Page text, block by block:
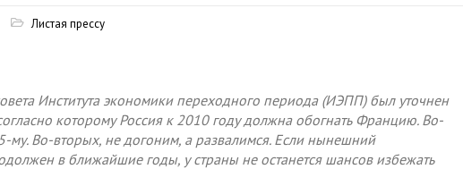
Листая прессу
Института экономики переходного периода (ИЭПП) был уточнен
которому Россия к 2010 году должна обогнать Францию. Во-
му. Во-вторых, не догоним, а развалимся. Если нынешний
в ближайшие годы, у страны не останется шансов избежать